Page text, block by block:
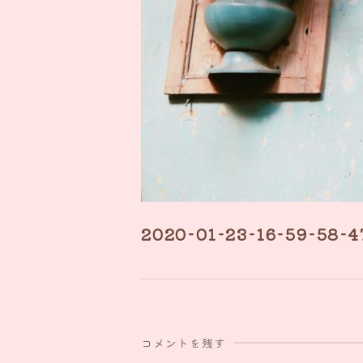
2020-01-23-16-59-58-
コメントを残す